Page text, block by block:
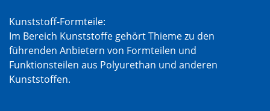
Kunststoff-Formteile:
Im Bereich Kunststoffe gehört Thieme zu den
führenden Anbietern von Formteilen und
Funktionsteilen aus Polyurethan und anderen
Kunststoffen.